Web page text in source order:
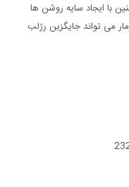
با ایجاد سایه روشن ها
می تواند جایگزین رژلب